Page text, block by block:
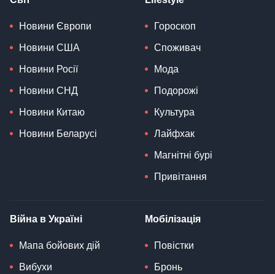
Новини Європи
Новини США
Новини Росії
Новини СНД
Новини Китаю
Новини Беларусі
Гороскоп
Споживач
Мода
Подорожі
Культура
Лайфхак
Магнітні бурі
Привітання
Війна в Україні
Мапа бойових дій
Вибухи
Мобілізація
Повістки
Бронь